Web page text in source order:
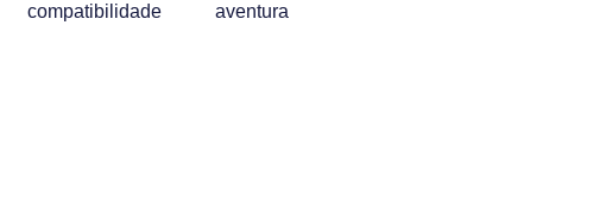
compatibilidade
aventura